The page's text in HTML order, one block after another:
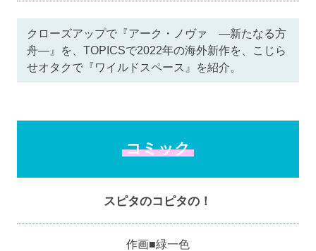
クローズアップで『アーク・ノヴァ ―新たなる方
舟―』を、TOPICSで2022年の海外新作を、こじら
せオタクで『ワイルドスペース』を紹介。
コミック
スピタのコピタの！
作画■緑一色